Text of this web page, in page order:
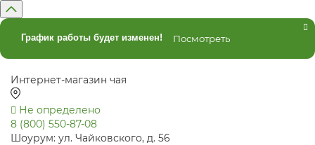
График работы будет изменен! Посмотреть
Интернет-магазин чая
Не определено
8 (800) 550-87-08
Шоурум: ул. Чайковского, д. 56